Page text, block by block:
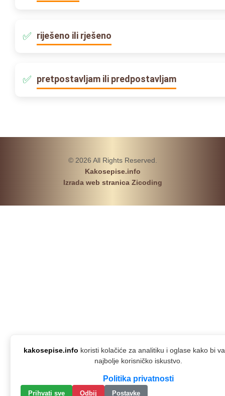
riješeno ili rješeno
pretpostavljam ili predpostavljam
© 2026 All Rights Reserved.
Kakosepise.info
Izrada web stranica Zicoding
kakosepise.info koristi kolačiće za analitiku i oglase kako bi
najbolje korisničko iskustvo.
Politika privatnosti
Prihvati sve Odbij Postavke